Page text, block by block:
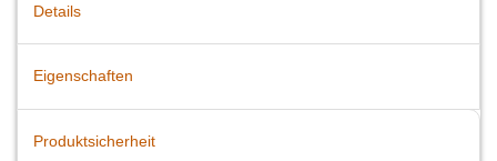
Details
Eigenschaften
Produktsicherheit